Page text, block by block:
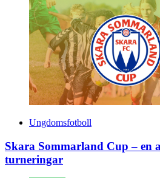
Ungdomsfotboll
Skara Sommarland Cup – en
turneringar